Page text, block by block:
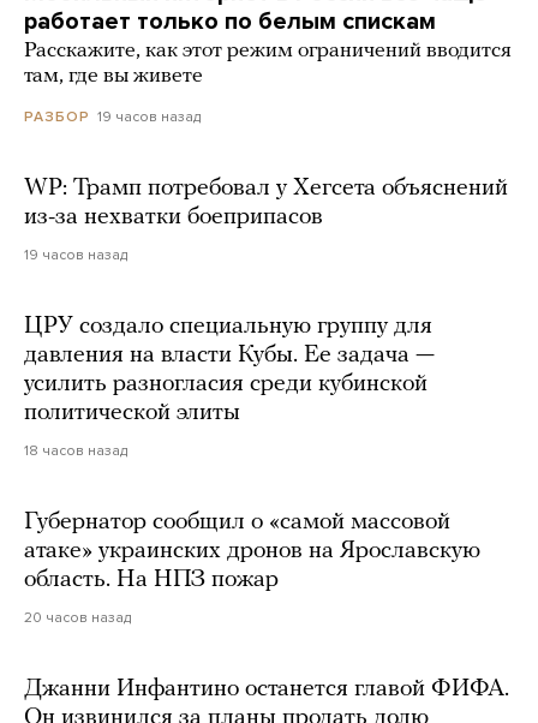
работает только по белым спискам
Расскажите, как этот режим ограничений вводится
там, где вы живете
РАЗБОР 19 часов назад
WP: Трамп потребовал у Хегсета объяснений
из-за нехватки боеприпасов
19 часов назад
ЦРУ создало специальную группу для
давления на власти Кубы. Ее задача —
усилить разногласия среди кубинской
политической элиты
18 часов назад
Губернатор сообщил о «самой массовой
атаке» украинских дронов на Ярославскую
область. На НПЗ пожар
20 часов назад
Джанни Инфантино останется главой ФИФА.